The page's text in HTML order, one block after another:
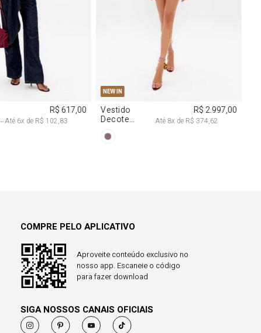
38 40
R$ 617,00
Até6x deR$ 102,83
NEW IN
PP
Vestido
Decote
Brilhos
R$ 2.997,00
Até 8x deR$ 374,62
COMPRE PELO APLICATIVO
Aproveite conteúdo exclusivo no
nosso app. Escaneie o código
para fazer download
SIGA NOSSOS CANAIS OFICIAIS